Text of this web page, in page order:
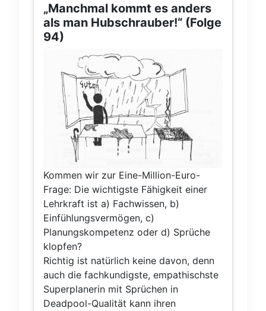
„Manchmal kommt es anders
als man Hubschrauber!“ (Folge
94)
Kommen wir zur Eine-Million-Euro-
Frage: Die wichtigste Fähigkeit einer
Lehrkraft ist a) Fachwissen, b)
Einfühlungsvermögen, c)
Planungskompetenz oder d) Sprüche
klopfen?
Richtig ist natürlich keine davon, denn
auch die fachkundigste, empathischste
Superplanerin mit Sprüchen in
Deadpool-Qualität kann ihren